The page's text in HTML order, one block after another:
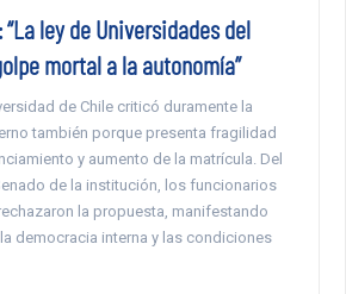
ley de Universidades del
mortal a la autonomía”
de Chile criticó duramente la
también porque presenta fragilidad
y aumento de la matrícula. Del
de la institución, los funcionarios
la propuesta, manifestando
democracia interna y las condiciones